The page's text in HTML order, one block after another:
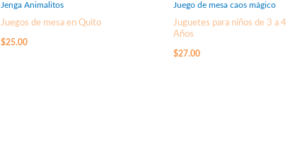
Jenga Animalitos
Juegos de mesa en Quito
$25.00
Juego de mesa caos mágico
Juguetes para niños de 3 a 4
Años
$27.00